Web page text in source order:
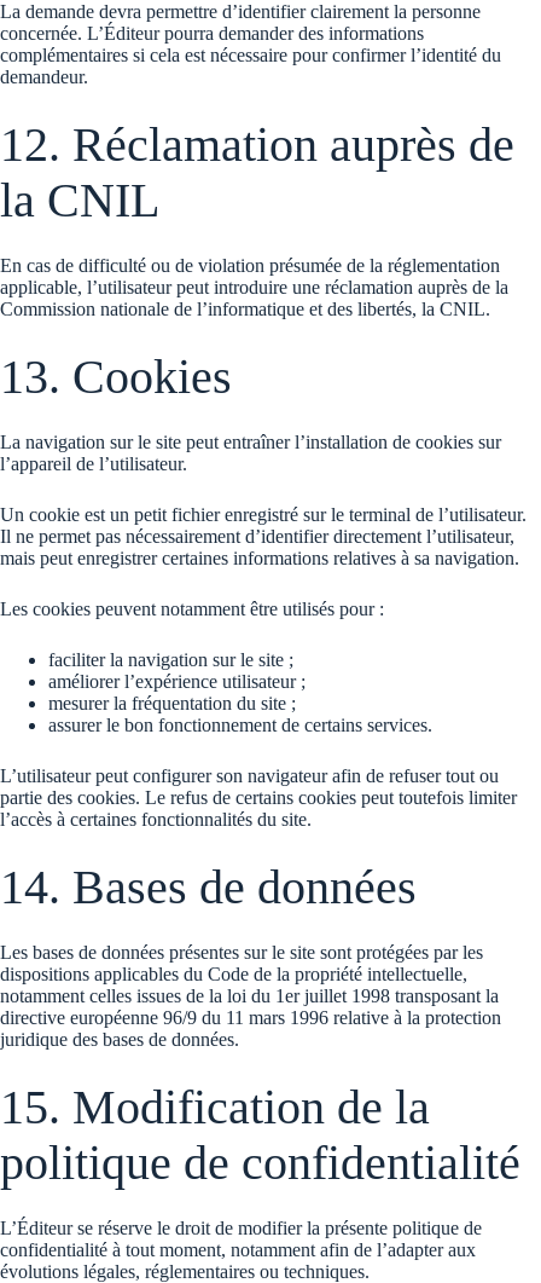
La demande devra permettre d’identifier clairement la personne
concernée. L’Éditeur pourra demander des informations
complémentaires si cela est nécessaire pour confirmer l’identité du
demandeur.
12. Réclamation auprès de
la CNIL
En cas de difficulté ou de violation présumée de la réglementation
applicable, l’utilisateur peut introduire une réclamation auprès de la
Commission nationale de l’informatique et des libertés, la CNIL.
13. Cookies
La navigation sur le site peut entraîner l’installation de cookies sur
l’appareil de l’utilisateur.
Un cookie est un petit fichier enregistré sur le terminal de l’utilisateur.
Il ne permet pas nécessairement d’identifier directement l’utilisateur,
mais peut enregistrer certaines informations relatives à sa navigation.
Les cookies peuvent notamment être utilisés pour :
faciliter la navigation sur le site ;
améliorer l’expérience utilisateur ;
mesurer la fréquentation du site ;
assurer le bon fonctionnement de certains services.
L’utilisateur peut configurer son navigateur afin de refuser tout ou
partie des cookies. Le refus de certains cookies peut toutefois limiter
l’accès à certaines fonctionnalités du site.
14. Bases de données
Les bases de données présentes sur le site sont protégées par les
dispositions applicables du Code de la propriété intellectuelle,
notamment celles issues de la loi du 1er juillet 1998 transposant la
directive européenne 96/9 du 11 mars 1996 relative à la protection
juridique des bases de données.
15. Modification de la
politique de confidentialité
L’Éditeur se réserve le droit de modifier la présente politique de
confidentialité à tout moment, notamment afin de l’adapter aux
évolutions légales, réglementaires ou techniques.